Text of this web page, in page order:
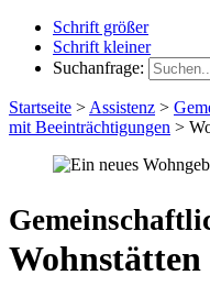
Schrift größer
Schrift kleiner
Suchanfrage:
Startseite > Assistenz >
mit Beeinträchtigungen >
Wohnstätten